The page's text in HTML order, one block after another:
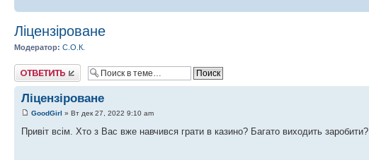
Ліцензіроване
Модератор: С.О.К.
Ответить
Ліцензіроване
GoodGirl » Вт дек 27, 2022 9:10 am
Привіт всім. Хто з Вас вже навчився грати в казино? Багато виходить заробити?